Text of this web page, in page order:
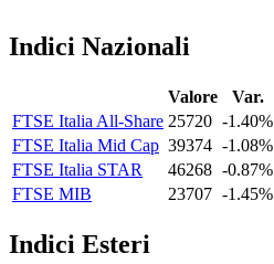
Indici Nazionali
Valore
Var.
FTSE Italia All-Share 25720 -1.40%
FTSE Italia Mid Cap 39374 -1.08%
FTSE Italia STAR
46268 -0.87%
FTSE MIB
23707 -1.45%
Indici Esteri